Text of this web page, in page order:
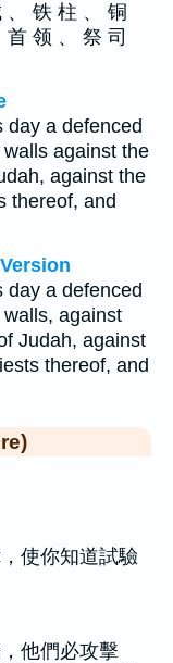
铁 柱 、 铜
领 、 祭 司
day a defenced
against the
against the
thereof, and
day a defenced
against
Judah, against
thereof, and
使你知道試驗
他們必攻擊